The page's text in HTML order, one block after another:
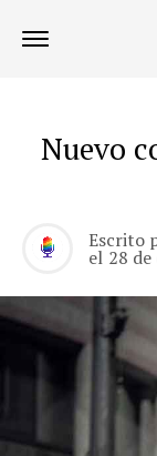
Nuevo
Escrito
el 28